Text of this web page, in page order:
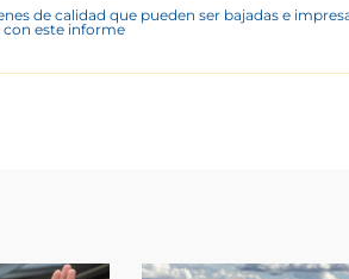
de calidad que pueden ser bajadas e
con este informe